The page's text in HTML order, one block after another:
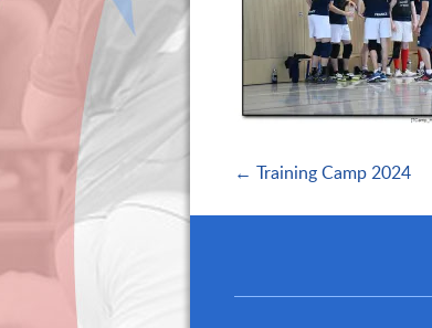
← Training Camp 2024